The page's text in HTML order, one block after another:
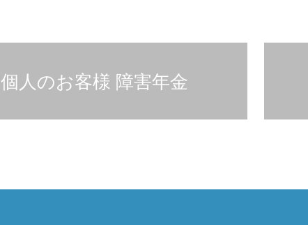
個人のお客様 障害年金